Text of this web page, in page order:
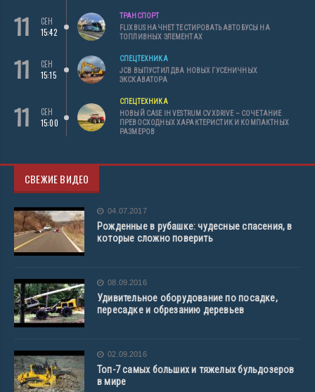
11
СЕН
15:42
ТРАНСПОРТ
FLIXBUS НАЧНЕТ ТЕСТИРОВАТЬ АВТОБУСЫ НА
ТОПЛИВНЫХ ЭЛЕМЕНТАХ
11
СЕН
15:15
СПЕЦТЕХНИКА
JCB ВЫПУСТИЛ ДВА НОВЫХ ГУСЕНИЧНЫХ
ЭКСКАВАТОРА
11
СЕН
15:00
СПЕЦТЕХНИКА
НОВЫЙ CASE IH VESTRUM CVXDRIVE – СОЧЕТАНИЕ
ПРЕВОСХОДНЫХ ХАРАКТЕРИСТИК И КОМПАКТНЫХ
РАЗМЕРОВ
СВЕЖИЕ ВИДЕО
04.07.2017
Рожденные в рубашке: чудесные спасения, в
которые сложно поверить
08.09.2016
Удивительное оборудование по посадке,
пересадке и обрезанию деревьев
02.09.2016
Топ-7 самых больших и тяжелых бульдозеров
в мире